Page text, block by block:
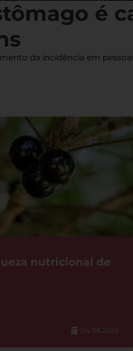
é
da incidência em
nutricional de
04.08.2026